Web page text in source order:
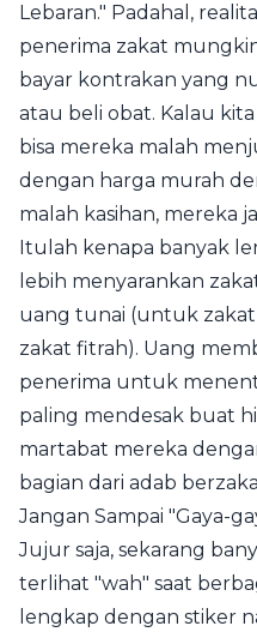
Lebaran." Padahal,
penerima zakat
bayar kontrakan yang
atau beli obat. Kalau
bisa mereka malah
dengan harga murah
malah kasihan, mereka
Itulah kenapa banyak
lebih menyarankan
uang tunai (untuk
zakat fitrah). Uang
penerima untuk
paling mendesak buat
martabat mereka
bagian dari adab
Jangan Sampai "Gaya-
Jujur saja, sekarang
terlihat "wah" saat
lengkap dengan stiker